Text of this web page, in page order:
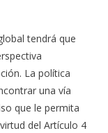
tendrá que
La política
una vía
que le permita
del Artículo 4